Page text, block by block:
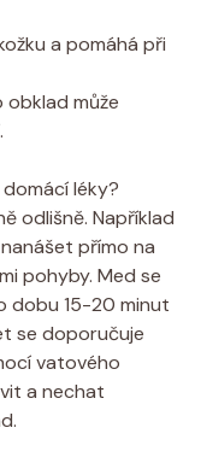
a pomáhá při
obklad může
léky?
odlišně. Například
přímo na
pohyby. Med se
dobu 15-20 minut
se doporučuje
vatového
a nechat